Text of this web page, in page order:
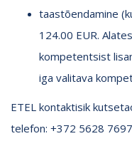
taastõendamine
124.00 EUR.
kompetentsist
iga valitava
ETEL kontaktisik
telefon: +372 5628